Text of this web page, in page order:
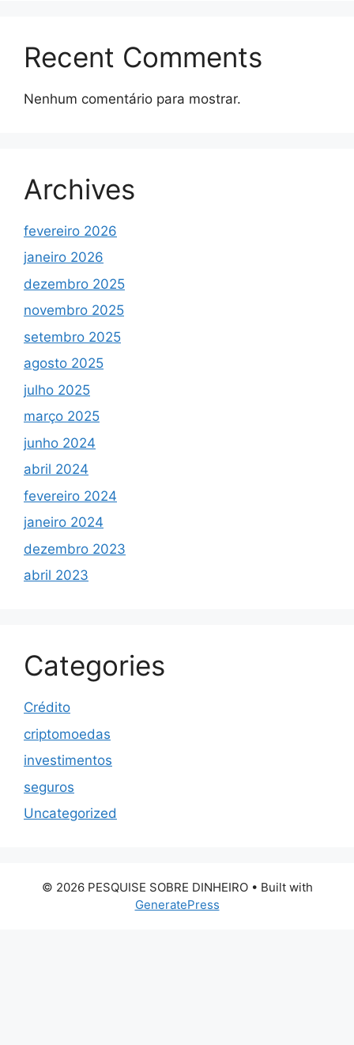
Recent Comments
Nenhum comentário para mostrar.
Archives
fevereiro 2026
janeiro 2026
dezembro 2025
novembro 2025
setembro 2025
agosto 2025
julho 2025
março 2025
junho 2024
abril 2024
fevereiro 2024
janeiro 2024
dezembro 2023
abril 2023
Categories
Crédito
criptomoedas
investimentos
seguros
Uncategorized
© 2026 PESQUISE SOBRE DINHEIRO• Built with
GeneratePress